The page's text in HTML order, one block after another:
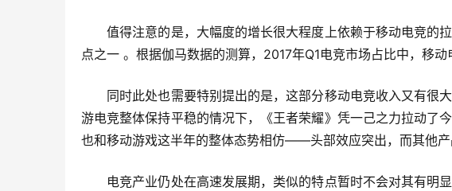
值得注意的是，大幅度的增长很大程度上依赖于移动电竞的
点之一 。根据伽马数据的测算，2017年Q1电竞市场占比中，移动
同时此处也需要特别提出的是，这部分移动电竞收入又有很
游电竞整体保持平稳的情况下，《王者荣耀》凭一己之力拉动了
也和移动游戏这半年的整体态势相仿——头部效应突出，而其他产
电竞产业仍处在高速发展期，类似的特点暂时不会对其有明显